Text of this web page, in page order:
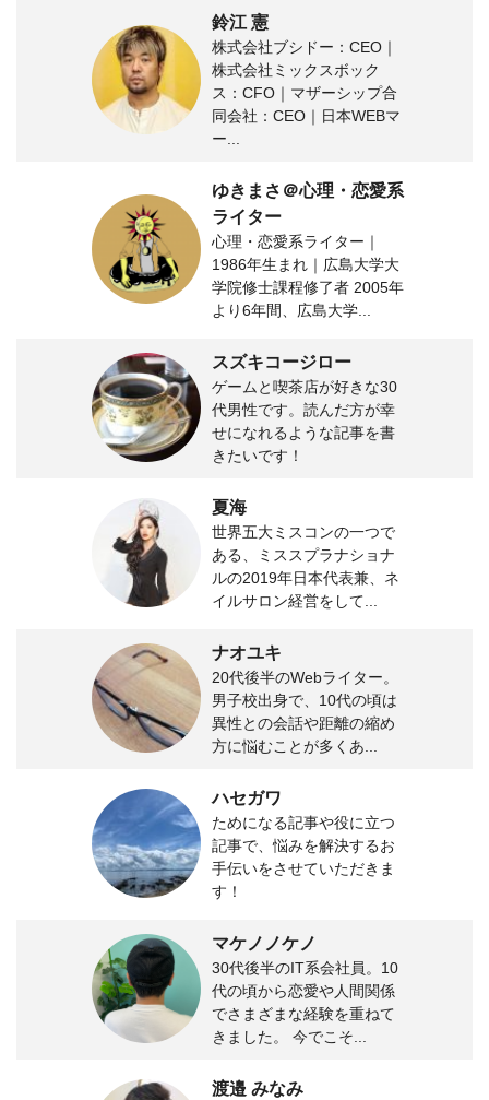
鈴江 憲
株式会社ブシドー：CEO｜
株式会社ミックスボック
ス：CFO｜マザーシップ合
同会社：CEO｜日本WEBマ
ー...
ゆきまさ＠心理・恋愛系
ライター
心理・恋愛系ライター｜
1986年生まれ｜広島大学大
学院修士課程修了者 2005年
より6年間、広島大学...
スズキコージロー
ゲームと喫茶店が好きな30
代男性です。読んだ方が幸
せになれるような記事を書
きたいです！
夏海
世界五大ミスコンの一つで
ある、ミススプラナショナ
ルの2019年日本代表兼、ネ
イルサロン経営をして...
ナオユキ
20代後半のWebライター。
男子校出身で、10代の頃は
異性との会話や距離の縮め
方に悩むことが多くあ...
ハセガワ
ためになる記事や役に立つ
記事で、悩みを解決するお
手伝いをさせていただきま
す！
マケノノケノ
30代後半のIT系会社員。10
代の頃から恋愛や人間関係
でさまざまな経験を重ねて
きました。 今でこそ...
渡邉 みなみ